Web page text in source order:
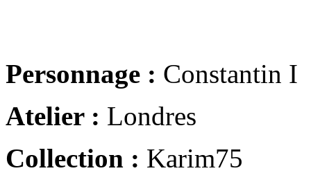
Personnage : Constantin I
Atelier : Londres
Collection : Karim75